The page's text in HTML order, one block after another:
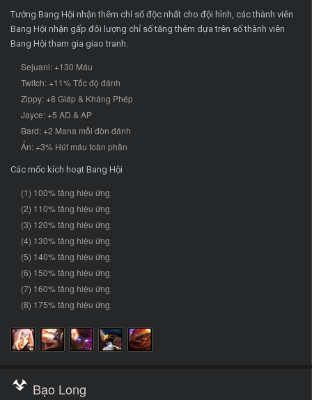
Tướng Bang Hội nhận thêm chỉ số độc nhất cho đội hình, các thành viên
Bang Hội nhận gấp đôi lượng chỉ số tăng thêm dựa trên số thành viên
Bang Hội tham gia giao tranh.
Sejuani: +130 Máu
Twitch: +11% Tốc độ đánh
Zippy: +8 Giáp & Kháng Phép
Jayce: +5 AD & AP
Bard: +2 Mana mỗi đòn đánh
Ấn: +3% Hút máu toàn phần
Các mốc kích hoạt Bang Hội
(1) 100% tăng hiệu ứng
(2) 110% tăng hiệu ứng
(3) 120% tăng hiệu ứng
(4) 130% tăng hiệu ứng
(5) 140% tăng hiệu ứng
(6) 150% tăng hiệu ứng
(7) 160% tăng hiệu ứng
(8) 175% tăng hiệu ứng
Bạo Long